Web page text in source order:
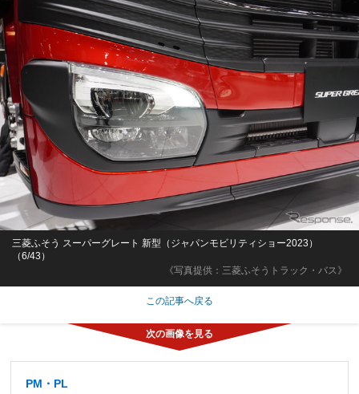
《写真提供：三菱ふそうトラック・バス》
三菱ふそう スーパーグレート 新型（ジャパンモビリティショー2023）
（6/43）
この記事へ戻る
PM・PL